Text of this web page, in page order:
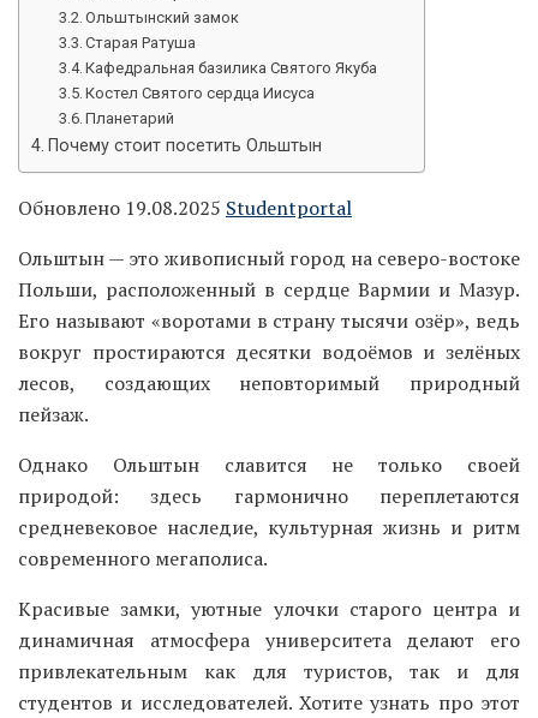
Ольштынский замок
Старая Ратуша
Кафедральная базилика Святого Якуба
Костел Святого сердца Иисуса
Планетарий
Почему стоит посетить Ольштын
Обновлено 19.08.2025 Studentportal
Ольштын — это живописный город на северо-востоке
Польши, расположенный в сердце Вармии и Мазур.
Его называют «воротами в страну тысячи озёр», ведь
вокруг простираются десятки водоёмов и зелёных
лесов, создающих неповторимый природный
пейзаж.
Однако Ольштын славится не только своей
природой: здесь гармонично переплетаются
средневековое наследие, культурная жизнь и ритм
современного мегаполиса.
Красивые замки, уютные улочки старого центра и
динамичная атмосфера университета делают его
привлекательным как для туристов, так и для
студентов и исследователей. Хотите узнать про этот